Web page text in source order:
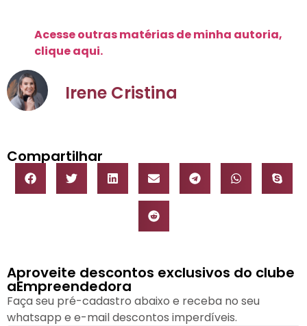
Acesse outras matérias de minha autoria,
clique aqui.
Irene Cristina
Compartilhar
Aproveite descontos exclusivos do clube
aEmpreendedora
Faça seu pré-cadastro abaixo e receba no seu
whatsapp e e-mail descontos imperdíveis.